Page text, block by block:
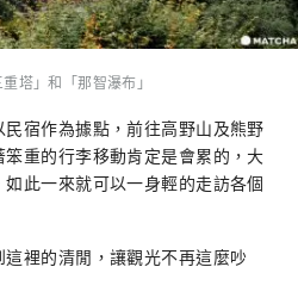
塔」和「那智瀑布」
宿作為據點，前往高野山及熊野
重的行李移動肯定是會累的，大
此一來就可以一身輕的走訪各個
裡的清閒，讓觀光不再這麼吵